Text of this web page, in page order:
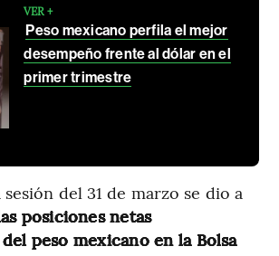
VER +
Peso mexicano perfila el mejor
desempeño frente al dólar en el
primer trimestre
del 31 de marzo se dio a
posiciones netas
peso mexicano en la Bolsa